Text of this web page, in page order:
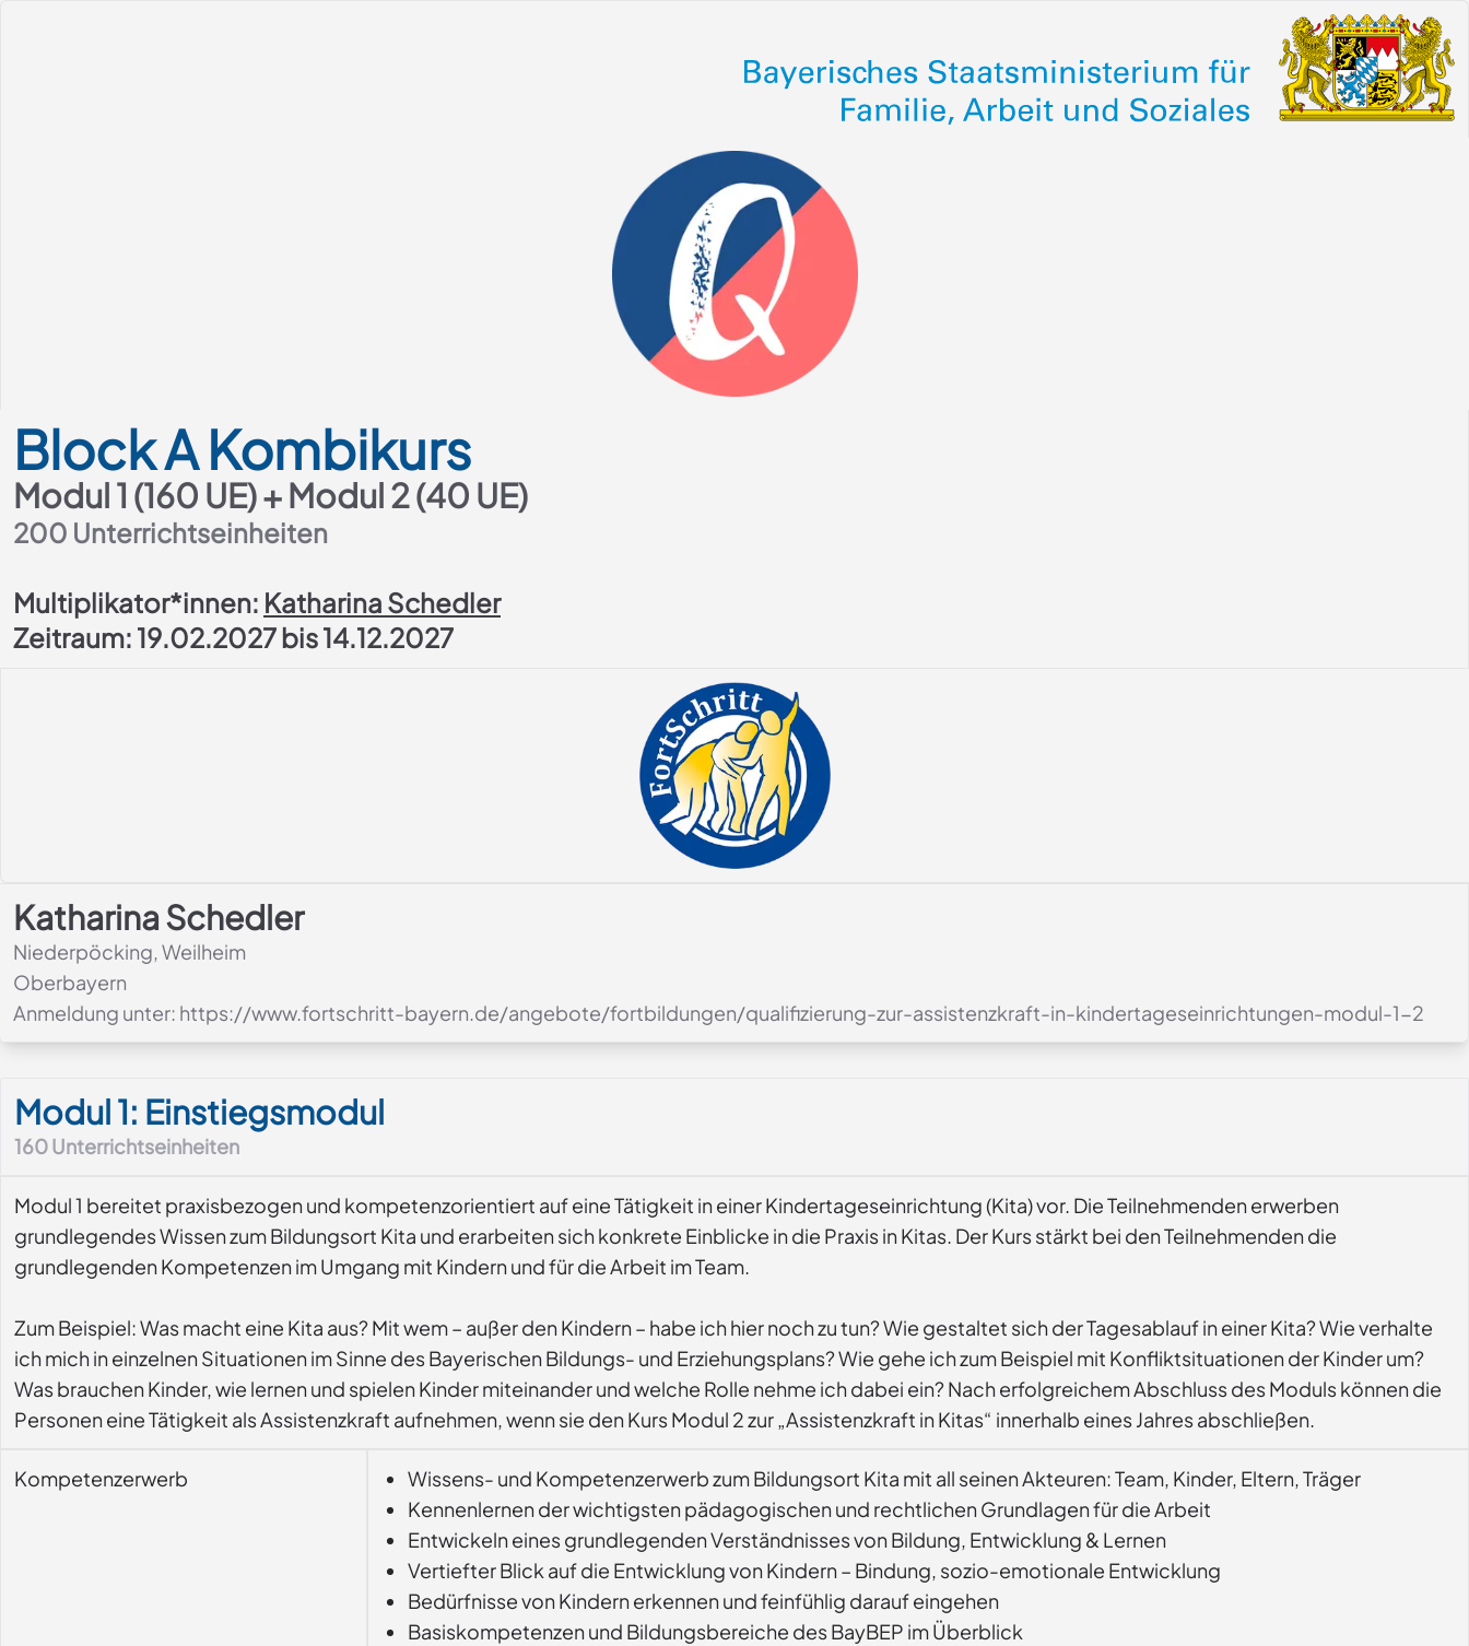
BlockAKombikurs
Modul 1 (160 UE) + Modul 2 (40 UE)
200 Unterrichtseinheiten
Multiplikator*innen: Katharina Schedler
Zeitraum: 19.02.2027 bis 14.12.2027
Katharina Schedler
Niederpöcking, Weilheim
Oberbayern
Anmeldung unter: https://www.fortschritt-bayern.de/angebote/fortbildungen/qualifizierung-zur-assistenzkraft-in-kindertageseinrichtungen-modul-1-2
Modul 1: Einstiegsmodul
160Unterrichtseinheiten
Modul 1 bereitet praxisbezogen und kompetenzorientiert auf eine Tätigkeit in einer Kindertageseinrichtung (Kita) vor. Die Teilnehmenden erwerben
grundlegendes Wissen zum Bildungsort Kita und erarbeiten sich konkrete Einblicke in die Praxis in Kitas. Der Kurs stärkt bei den Teilnehmenden die
grundlegenden Kompetenzen im Umgang mit Kindern und für die Arbeit im Team.
Zum Beispiel: Was macht eine Kita aus? Mit wem – außer den Kindern – habe ich hier noch zu tun? Wie gestaltet sich der Tagesablauf in einer Kita? Wie verhalte
ich mich in einzelnen Situationen im Sinne des Bayerischen Bildungs- und Erziehungsplans? Wie gehe ich zum Beispiel mit Konfliktsituationen der Kinder um?
Was brauchen Kinder, wie lernen und spielen Kinder miteinander und welche Rolle nehme ich dabei ein? Nach erfolgreichem Abschluss des Moduls können die
Personen eine Tätigkeit als Assistenzkraft aufnehmen, wenn sie den Kurs Modul 2 zur „Assistenzkraft in Kitas“ innerhalb eines Jahres abschließen.
Kompetenzerwerb
Wissens- und Kompetenzerwerb zum Bildungsort Kita mit all seinen Akteuren: Team, Kinder, Eltern, Träger
Kennenlernen der wichtigsten pädagogischen und rechtlichen Grundlagen für die Arbeit
Entwickeln eines grundlegenden Verständnisses von Bildung, Entwicklung & Lernen
Vertiefter Blick auf die Entwicklung von Kindern – Bindung, sozio-emotionale Entwicklung
Bedürfnisse von Kindern erkennen und feinfühlig darauf eingehen
Basiskompetenzen und Bildungsbereiche des BayBEP im Überblick